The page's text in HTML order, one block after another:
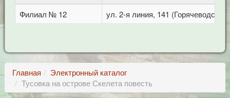
Филиал № 12 ул. 2-я линия, 141 (Горячеводск)
Главная
Электронный каталог
Тусовка на острове Скелета повесть